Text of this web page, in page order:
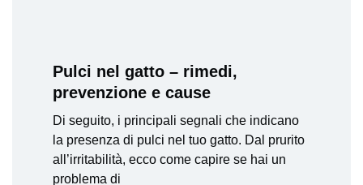
Pulci nel gatto – rimedi,
prevenzione e cause
Di seguito, i principali segnali che indicano
la presenza di pulci nel tuo gatto. Dal prurito
all’irritabilità, ecco come capire se hai un
problema di